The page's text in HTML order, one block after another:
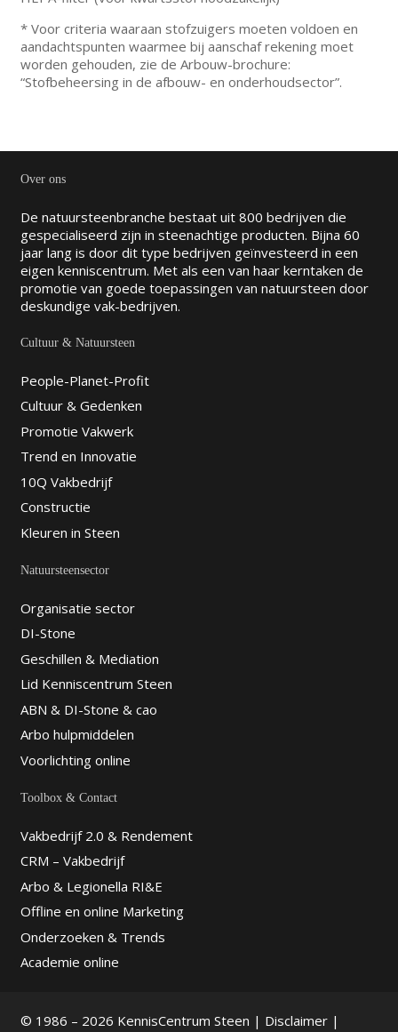
* Voor criteria waaraan stofzuigers moeten voldoen en
aandachtspunten waarmee bij aanschaf rekening moet
worden gehouden, zie de Arbouw-brochure:
“Stofbeheersing in de afbouw- en onderhoudsector”.
Over ons
De natuursteenbranche bestaat uit 800 bedrijven die
gespecialiseerd zijn in steenachtige producten. Bijna 60
jaar lang is door dit type bedrijven geïnvesteerd in een
eigen kenniscentrum. Met als een van haar kerntaken de
promotie van goede toepassingen van natuursteen door
deskundige vak-bedrijven.
Cultuur & Natuursteen
People-Planet-Profit
Cultuur & Gedenken
Promotie Vakwerk
Trend en Innovatie
10Q Vakbedrijf
Constructie
Kleuren in Steen
Natuursteensector
Organisatie sector
DI-Stone
Geschillen & Mediation
Lid Kenniscentrum Steen
ABN & DI-Stone & cao
Arbo hulpmiddelen
Voorlichting online
Toolbox & Contact
Vakbedrijf 2.0 & Rendement
CRM – Vakbedrijf
Arbo & Legionella RI&E
Offline en online Marketing
Onderzoeken & Trends
Academie online
© 1986 – 2026 KennisCentrum Steen | Disclaimer|